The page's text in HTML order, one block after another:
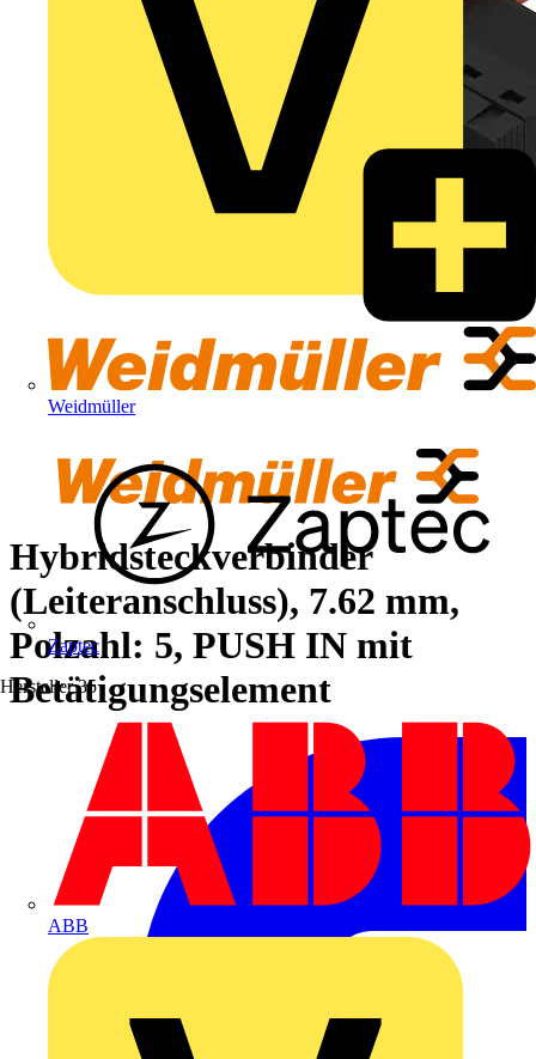
Weidmüller
Zaptec
Hersteller 35
ABB
Hybridsteckverbinder
(Leiteranschluss), 7.62 mm,
Polzahl: 5, PUSH IN mit
Betätigungselement